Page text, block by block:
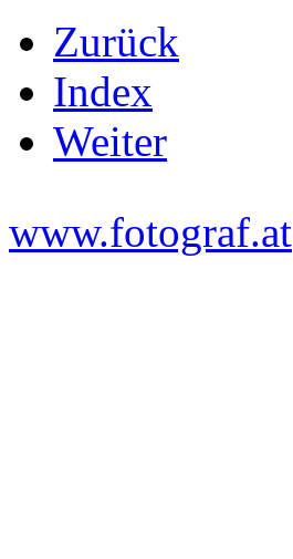
Zurück
Index
Weiter
www.fotograf.at